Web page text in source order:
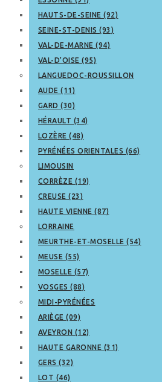
HAUTS-DE-SEINE (92)
SEINE-ST-DENIS (93)
VAL-DE-MARNE (94)
VAL-D’OISE (95)
LANGUEDOC-ROUSSILLON
AUDE (11)
GARD (30)
HÉRAULT (34)
LOZÈRE (48)
PYRÉNÉES ORIENTALES (66)
LIMOUSIN
CORRÈZE (19)
CREUSE (23)
HAUTE VIENNE (87)
LORRAINE
MEURTHE-ET-MOSELLE (54)
MEUSE (55)
MOSELLE (57)
VOSGES (88)
MIDI-PYRÉNÉES
ARIÈGE (09)
AVEYRON (12)
HAUTE GARONNE (31)
GERS (32)
LOT (46)